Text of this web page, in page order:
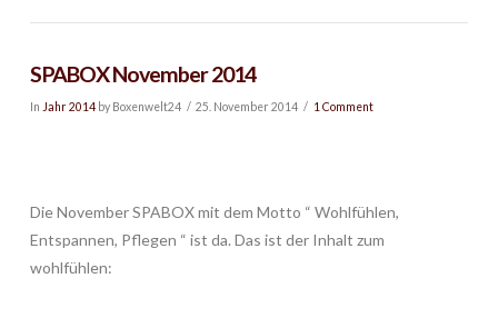
SPABOX November 2014
In Jahr 2014by Boxenwelt24 25. November 2014 1 Comment
Die November SPABOX mit dem Motto “ Wohlfühlen,
Entspannen, Pflegen “ ist da. Das ist der Inhalt zum
wohlfühlen: